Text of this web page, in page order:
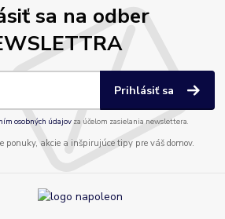
sa na odber
Prihlásiť sa
osobných údajov za účelom zasielania newslettera.
ponuky, akcie a inšpirujúce tipy pre váš domov.